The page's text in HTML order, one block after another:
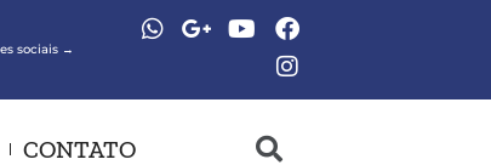
sociais →
CONTATO